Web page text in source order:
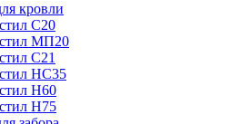
кровли
С20
МП20
С21
НС35
Н60
Н75